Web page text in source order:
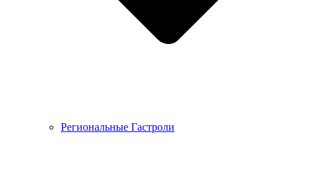
Региональные Гастроли